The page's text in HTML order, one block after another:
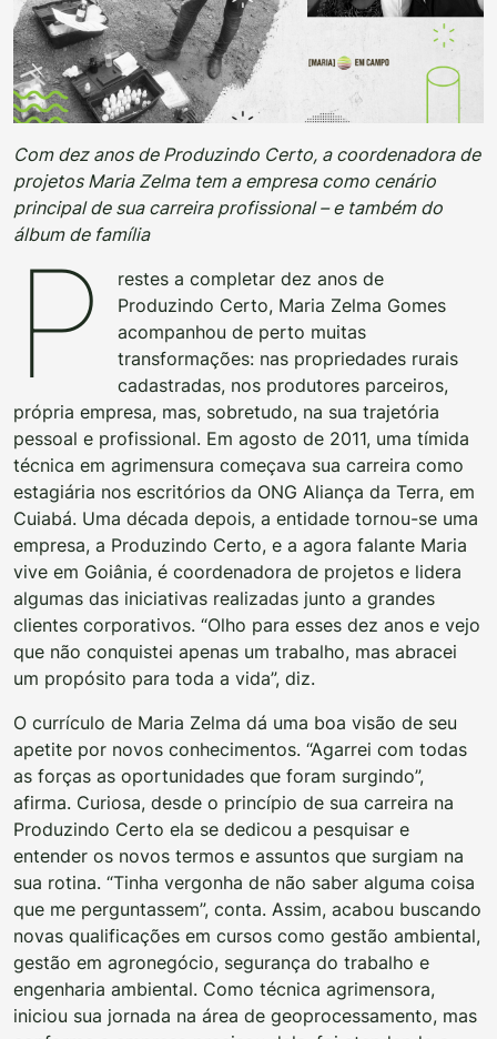
Com dez anos de Produzindo Certo, a coordenadora de
projetos Maria Zelma tem a empresa como cenário
principal de sua carreira profissional – e também do
álbum de família
P
restes a completar dez anos de
Produzindo Certo, Maria Zelma Gomes
acompanhou de perto muitas
transformações: nas propriedades rurais
cadastradas, nos produtores parceiros,
própria empresa, mas, sobretudo, na sua trajetória
pessoal e profissional. Em agosto de 2011, uma tímida
técnica em agrimensura começava sua carreira como
estagiária nos escritórios da ONG Aliança da Terra, em
Cuiabá. Uma década depois, a entidade tornou-se uma
empresa, a Produzindo Certo, e a agora falante Maria
vive em Goiânia, é coordenadora de projetos e lidera
algumas das iniciativas realizadas junto a grandes
clientes corporativos. “Olho para esses dez anos e vejo
que não conquistei apenas um trabalho, mas abracei
um propósito para toda a vida”, diz.
O currículo de Maria Zelma dá uma boa visão de seu
apetite por novos conhecimentos. “Agarrei com todas
as forças as oportunidades que foram surgindo”,
afirma. Curiosa, desde o princípio de sua carreira na
Produzindo Certo ela se dedicou a pesquisar e
entender os novos termos e assuntos que surgiam na
sua rotina. “Tinha vergonha de não saber alguma coisa
que me perguntassem”, conta. Assim, acabou buscando
novas qualificações em cursos como gestão ambiental,
gestão em agronegócio, segurança do trabalho e
engenharia ambiental. Como técnica agrimensora,
iniciou sua jornada na área de geoprocessamento, mas